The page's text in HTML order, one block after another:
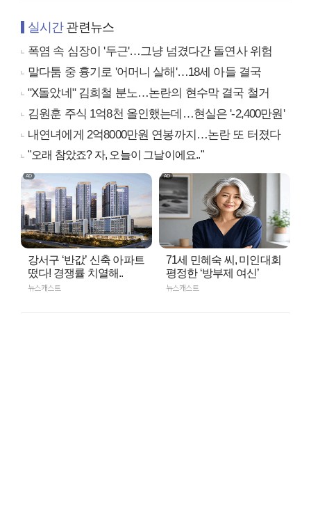
실시간관련뉴스
폭염 속 심장이 '두근'…그냥 넘겼다간 돌연사 위험
말다툼 중 흉기로 '어머니 살해'…18세 아들 결국
"X돌았네" 김희철 분노…논란의 현수막 결국 철거
김원훈 주식 1억8천 올인했는데…현실은 '-2,400만원'
내연녀에게 2억8000만원 연봉까지…논란 또 터졌다
"오래 참았죠? 자, 오늘이 그날이에요.."
강서구 ‘반값’ 신축 아파트
떴다! 경쟁률 치열해..
뉴스캐스트
71세 민혜숙 씨, 미인대회
평정한 ‘방부제 여신’
뉴스캐스트